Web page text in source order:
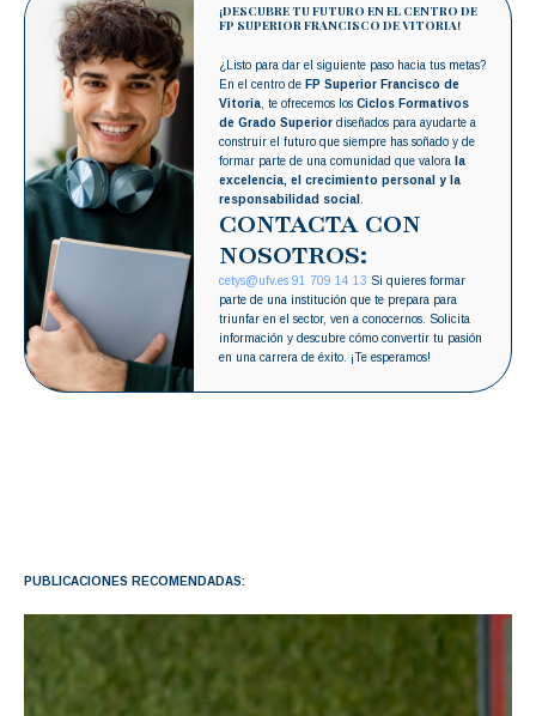
¡DESCUBRE TU FUTURO EN EL CENTRO DE
FP SUPERIOR FRANCISCO DE VITORIA!
¿Listo para dar el siguiente paso hacia tus metas?
En el centro de FP Superior Francisco de
Vitoria , te ofrecemos losCiclos Formativos
de Grado Superior diseñados para ayudarte a
construir el futuro que siempre has soñado y de
formar parte de una comunidad que valora
la
excelencia, el crecimiento personal y la
responsabilidad social
CONTACTA CON
NOSOTROS:
cetys@ufv.es 91 709 14 13 Si quieres formar
parte de una institución que te prepara para
triunfar en el sector, ven a conocernos. Solicita
información y descubre cómo convertir tu pasión
en una carrera de éxito. ¡Te esperamos!
PUBLICACIONES RECOMENDADAS: